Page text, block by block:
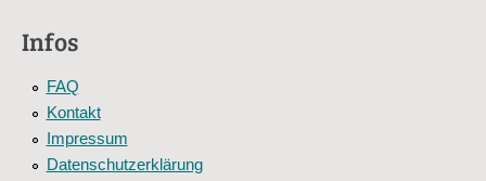
Infos
FAQ
Kontakt
Impressum
Datenschutzerklärung